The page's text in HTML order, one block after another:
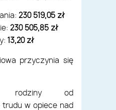
230 519,05 zł
230 505,85 zł
13,20 zł
przyczynia się
rodziny od
trudu w opiece nad